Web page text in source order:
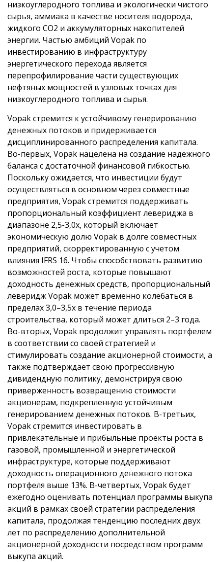
низкоуглеродного топлива и экологически чистого
сырья, аммиака в качестве носителя водорода,
жидкого CO2 и аккумуляторных накопителей
энергии. Частью амбиций Vopak по
инвестированию в инфраструктуру
энергетического перехода является
перепрофилирование части существующих
нефтяных мощностей в узловых точках для
низкоуглеродного топлива и сырья.
Vopak стремится к устойчивому генерированию
денежных потоков и придерживается
дисциплинированного распределения капитала.
Во-первых, Vopak нацелена на создание надежного
баланса с достаточной финансовой гибкостью.
Поскольку ожидается, что инвестиции будут
осуществляться в основном через совместные
предприятия, Vopak стремится поддерживать
пропорциональный коэффициент левериджа в
диапазоне 2,5-3,0x, который включает
экономическую долю Vopak в долге совместных
предприятий, скорректированную с учетом
влияния IFRS 16. Чтобы способствовать развитию
возможностей роста, которые повышают
доходность денежных средств, пропорциональный
леверидж Vopak может временно колебаться в
пределах 3,0–3,5x в течение периода
строительства, который может длиться 2–3 года.
Во-вторых, Vopak продолжит управлять портфелем
в соответствии со своей стратегией и
стимулировать создание акционерной стоимости, а
также подтверждает свою прогрессивную
дивидендную политику, демонстрируя свою
приверженность возвращению стоимости
акционерам, подкрепленную устойчивым
генерированием денежных потоков. В-третьих,
Vopak стремится инвестировать в
привлекательные и прибыльные проекты роста в
газовой, промышленной и энергетической
инфраструктуре, которые поддерживают
доходность операционного денежного потока
портфеля выше 13%. В-четвертых, Vopak будет
ежегодно оценивать потенциал программы выкупа
акций в рамках своей стратегии распределения
капитала, продолжая тенденцию последних двух
лет по распределению дополнительной
акционерной доходности посредством программ
выкупа акций.